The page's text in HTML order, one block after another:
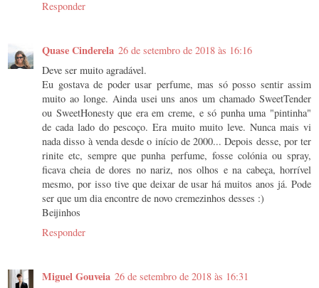
Responder
Quase Cinderela 26 de setembro de 2018 às 16:16
Deve ser muito agradável.
Eu gostava de poder usar perfume, mas só posso sentir assim
muito ao longe. Ainda usei uns anos um chamado SweetTender
ou SweetHonesty que era em creme, e só punha uma "pintinha"
de cada lado do pescoço. Era muito muito leve. Nunca mais vi
nada disso à venda desde o início de 2000... Depois desse, por ter
rinite etc, sempre que punha perfume, fosse colónia ou spray,
ficava cheia de dores no nariz, nos olhos e na cabeça, horrível
mesmo, por isso tive que deixar de usar há muitos anos já. Pode
ser que um dia encontre de novo cremezinhos desses :)
Beijinhos
Responder
Miguel Gouveia 26 de setembro de 2018 às 16:31